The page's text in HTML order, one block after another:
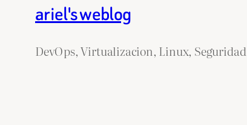
ariel's weblog
DevOps, Virtualizacion, Linux, Seguridad